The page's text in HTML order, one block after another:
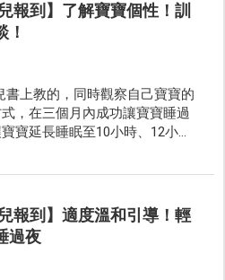
報到】了解寶寶個性！訓
！
上教的，同時觀察自己寶寶的
，在三個月內成功讓寶寶睡過
寶延長睡眠至10小時、12小時
兒報到】適度溫和引導！輕
過夜